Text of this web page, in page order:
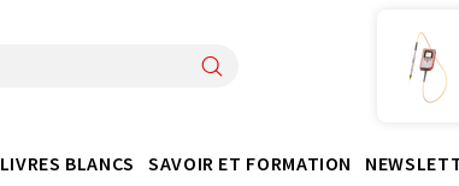
LIVRES BLANCS SAVOIR ET FORMATION